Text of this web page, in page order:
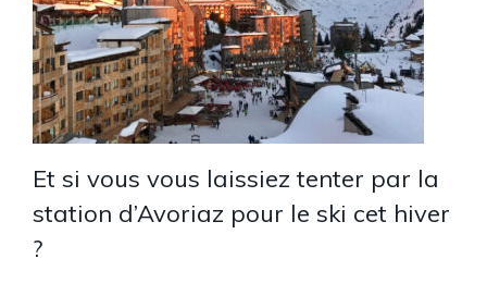
Et si vous vous laissiez tenter par la
station d’Avoriaz pour le ski cet hiver
?